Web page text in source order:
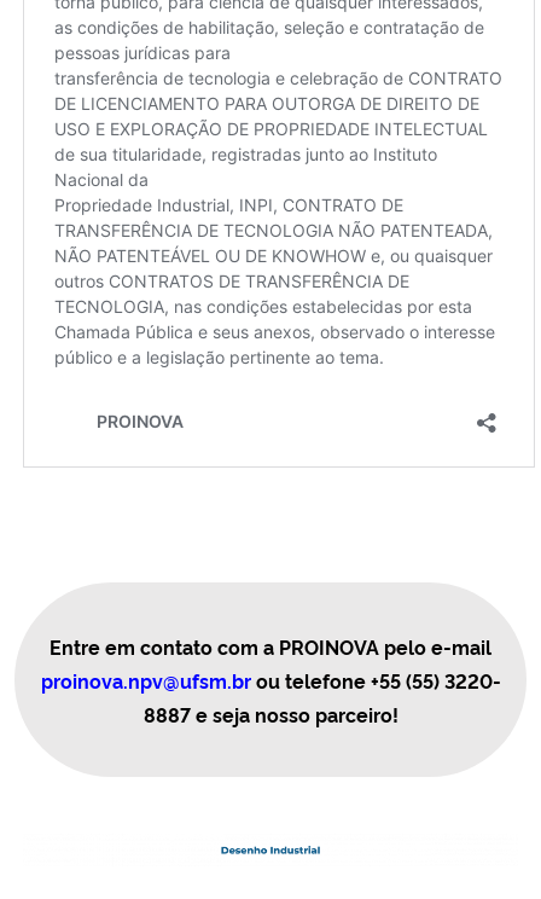
Entre em contato com a PROINOVA pelo e-mail
proinova.npv@ufsm.brou telefone+55 (55) 3220-
8887e seja nosso parceiro!